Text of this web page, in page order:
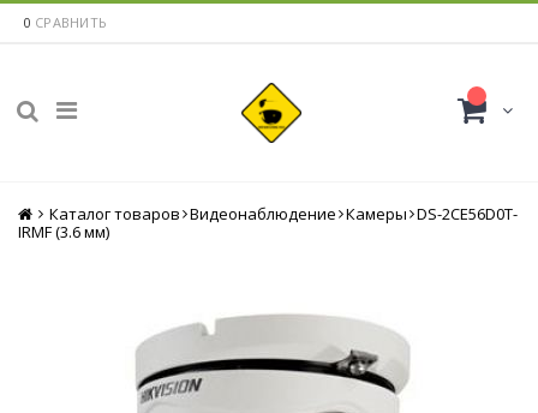
0 СРАВНИТЬ
Главная
Каталог товаров Видеонаблюдение Камеры DS-2CE56D0T-
IRMF (3.6 мм)